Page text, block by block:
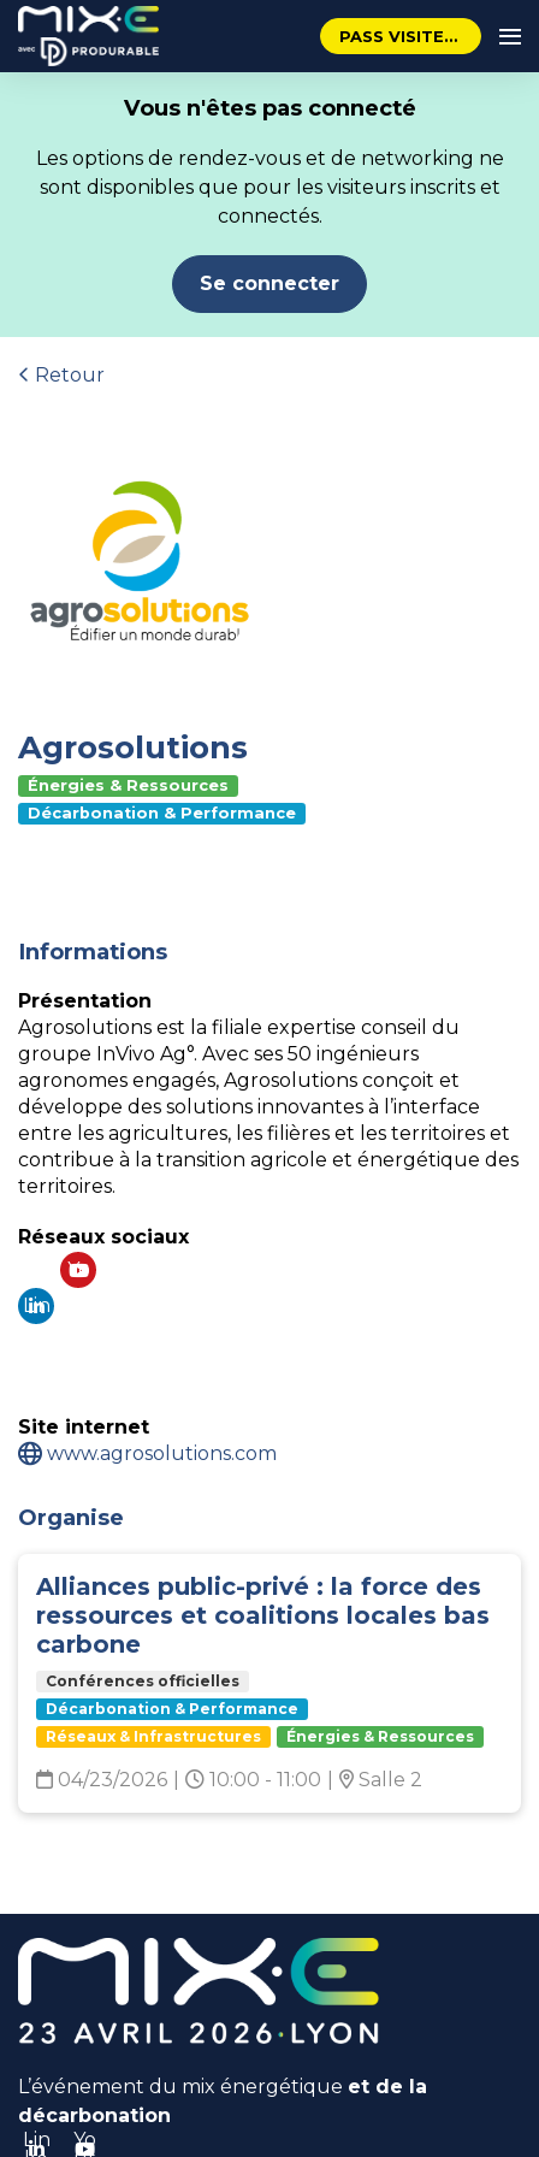
PASS VISITEUR GRATUIT
Vous n'êtes pas connecté
Les options de rendez-vous et de networking ne
sont disponibles que pour les visiteurs inscrits et
connectés.
Se connecter
Retour
Agrosolutions
Énergies & Ressources
Décarbonation & Performance
Informations
Présentation
Agrosolutions est la filiale expertise conseil du
groupe InVivo Ag°. Avec ses 50 ingénieurs
agronomes engagés, Agrosolutions conçoit et
développe des solutions innovantes à l’interface
entre les agricultures, les filières et les territoires et
contribue à la transition agricole et énergétique des
territoires.
Réseaux sociaux
Lin
Yo
Site internet
www.agrosolutions.com
Organise
Alliances public-privé : la force des
ressources et coalitions locales bas
carbone
Conférences officielles
Décarbonation & Performance
Réseaux & Infrastructures
Énergies & Ressources
04/23/2026 10:00 - 11:00 Salle 2
L’événement du mix énergétique et de la
décarbonation
Lin
Yo